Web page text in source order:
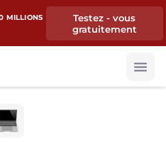
MILLIONS
Testez - vous
gratuitement